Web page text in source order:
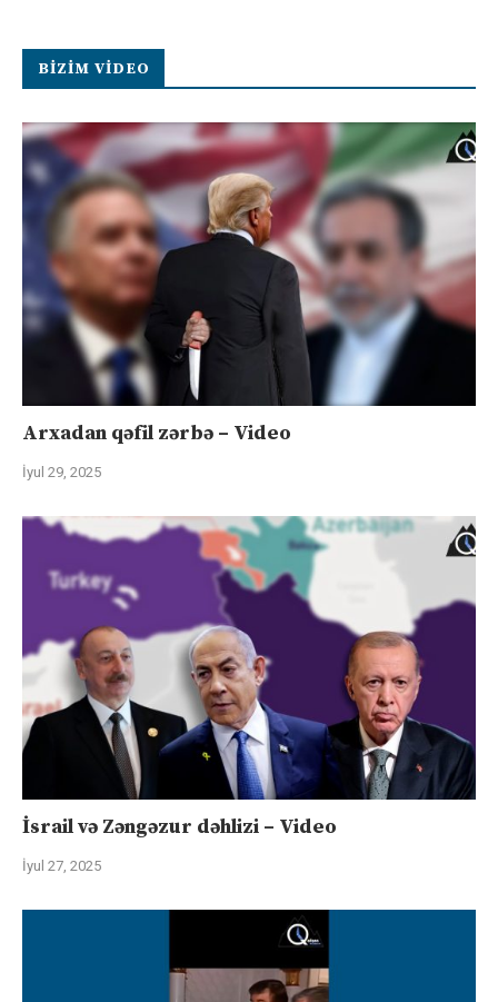
BIZIM VIDEO
Arxadan qəfil zərbə – Video
İyul 29, 2025
İsrail və Zəngəzur dəhlizi – Video
İyul 27, 2025